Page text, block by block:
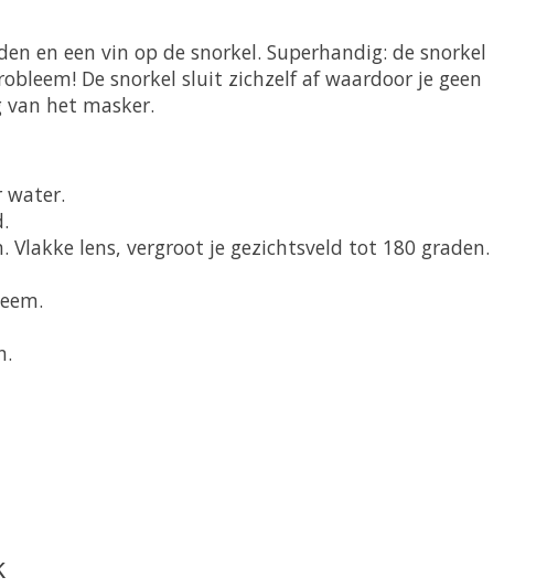
en een vin op de snorkel. Superhandig: de snorkel
De snorkel sluit zichzelf af waardoor je geen
het masker.
water.
lens, vergroot je gezichtsveld tot 180 graden.